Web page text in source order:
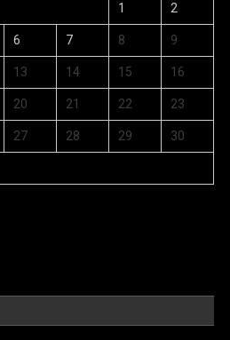
1 2
6 7 8 9
13 14 15 16
20 21 22 23
27 28 29 30